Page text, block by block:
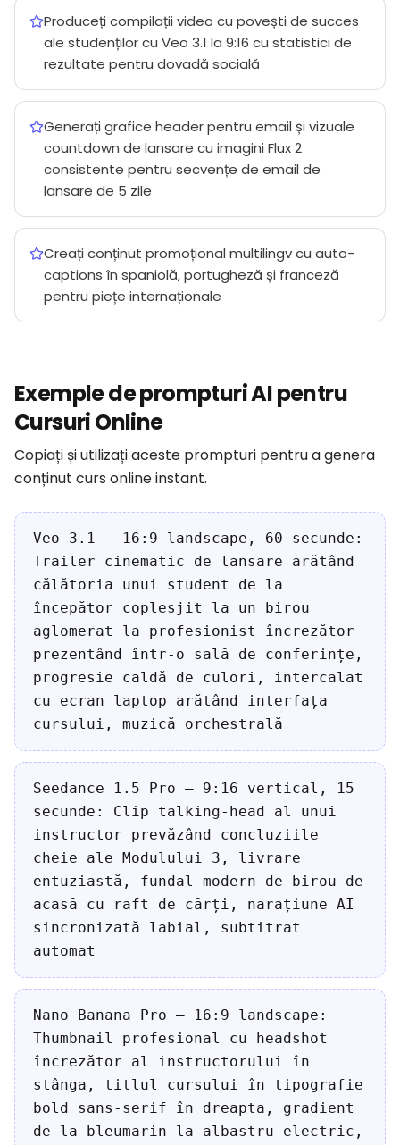
Produceți compilații video cu povești de succes
ale studenților cu Veo 3.1 la 9:16 cu statistici de
rezultate pentru dovadă socială
Generați grafice header pentru email și vizuale
countdown de lansare cu imagini Flux 2
consistente pentru secvențe de email de
lansare de 5 zile
Creați conținut promoțional multilingv cu auto-
captions în spaniolă, portugheză și franceză
pentru piețe internaționale
Exemple de prompturi AI pentru
Cursuri Online
Copiați și utilizați aceste prompturi pentru a genera
conținut curs online instant.
Veo 3.1 — 16:9 landscape, 60 secunde:
Trailer cinematic de lansare arătând
călătoria unui student de la
începător coplesjit la un birou
aglomerat la profesionist încrezător
prezentând într-o sală de conferințe,
progresie caldă de culori, intercalat
cu ecran laptop arătând interfața
cursului, muzică orchestrală
Seedance 1.5 Pro — 9:16 vertical, 15
secunde: Clip talking-head al unui
instructor prevăzând concluziile
cheie ale Modulului 3, livrare
entuziastă, fundal modern de birou de
acasă cu raft de cărți, narațiune AI
sincronizată labial, subtitrat
automat
Nano Banana Pro — 16:9 landscape:
Thumbnail profesional cu headshot
încrezător al instructorului în
stânga, titlul cursului în tipografie
bold sans-serif în dreapta, gradient
de la bleumarin la albastru electric,